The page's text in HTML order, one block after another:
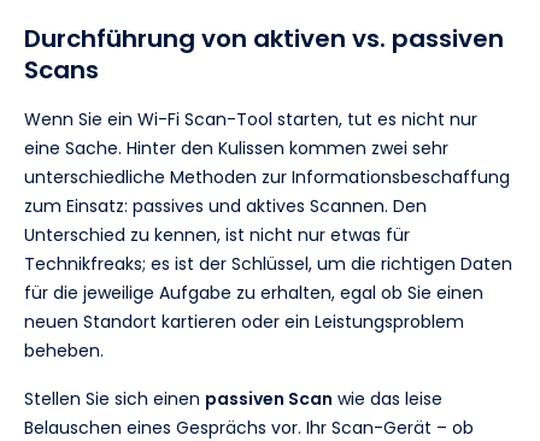
Durchführung von aktiven vs. passiven
Scans
Wenn Sie ein Wi-Fi Scan-Tool starten, tut es nicht nur
eine Sache. Hinter den Kulissen kommen zwei sehr
unterschiedliche Methoden zur Informationsbeschaffung
zum Einsatz: passives und aktives Scannen. Den
Unterschied zu kennen, ist nicht nur etwas für
Technikfreaks; es ist der Schlüssel, um die richtigen Daten
für die jeweilige Aufgabe zu erhalten, egal ob Sie einen
neuen Standort kartieren oder ein Leistungsproblem
beheben.
Stellen Sie sich einen passiven Scan wie das leise
Belauschen eines Gesprächs vor. Ihr Scan-Gerät – ob